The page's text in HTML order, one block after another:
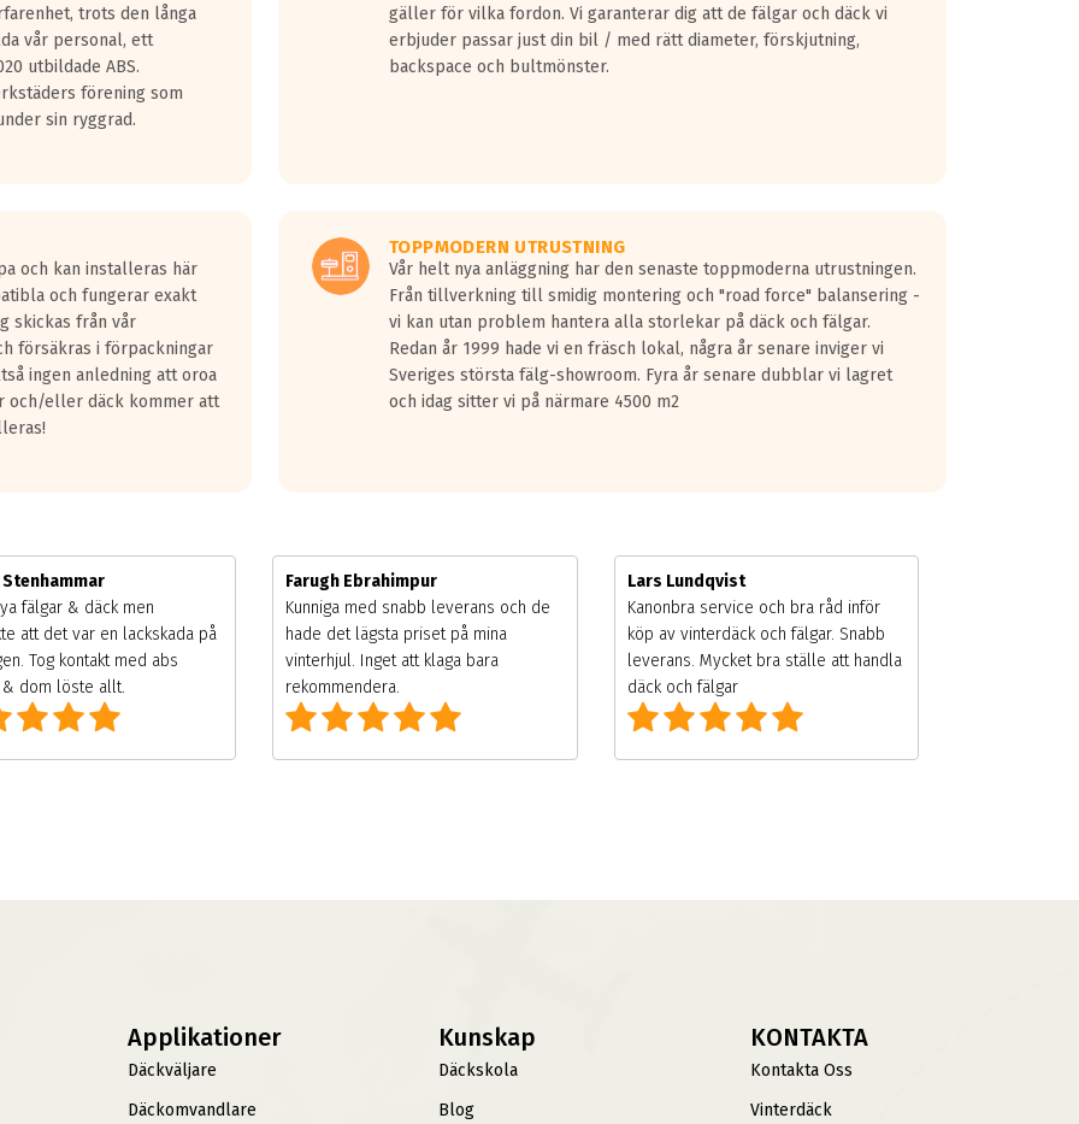
överträffa motorljudet.
ett däck med vågar. Hög bullernivå markeras med svarta vågor
kraven som finns i dagsläget, men är inte längre tillåtna enligt nya
trots den långa
vår personal, ett
utbildade ABS.
förening som
sin ryggrad.
gäller för vilka fordon. Vi garanterar dig att de fälgar och däck vi
erbjuder passar just din bil / med rätt diameter, förskjutning,
backspace och bultmönster.
och kan installeras här
och fungerar exakt
skickas från vår
försäkras i förpackningar
ingen anledning att oroa
och/eller däck kommer att
TOPPMODERN UTRUSTNING
Vår helt nya anläggning har den senaste toppmoderna utrustningen.
Från tillverkning till smidig montering och "road force" balansering -
vi kan utan problem hantera alla storlekar på däck och fälgar.
Redan år 1999 hade vi en fräsch lokal, några år senare inviger vi
Sveriges största fälg-showroom. Fyra år senare dubblar vi lagret
och idag sitter vi på närmare 4500 m2
Stenhammar
fälgar & däck men
att det var en lackskada på
Tog kontakt med abs
dom löste allt.
Farugh Ebrahimpur
Kunniga med snabb leverans och de
hade det lägsta priset på mina
vinterhjul. Inget att klaga bara
rekommendera.
Lars Lundqvist
Kanonbra service och bra råd inför
köp av vinterdäck och fälgar. Snabb
leverans. Mycket bra ställe att handla
däck och fälgar
Applikationer
Däckväljare
Däckomvandlare
Kunskap
Däckskola
Blog
KONTAKTA
Kontakta Oss
Vinterdäck